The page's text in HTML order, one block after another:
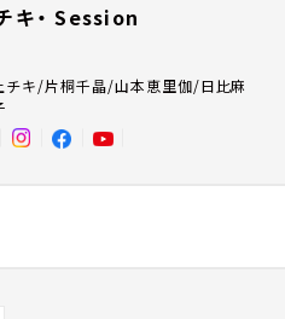
キ・ Session
チキ/片桐千晶/山本恵里伽/日比麻